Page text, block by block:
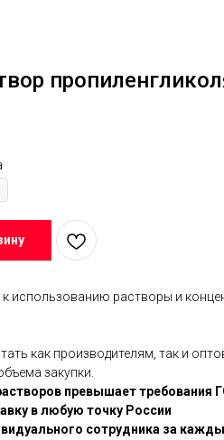
использованию растворы и
как производителям, так и
закупки.
превышает требования
в любую точку России
сотрудника за